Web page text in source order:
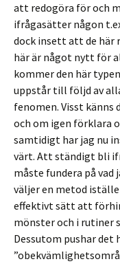
att redogöra för och
ifrågasätter någon
dock insett att de här
här är något nytt för
kommer den här
uppstår till följd av
fenomen. Visst
och om igen förklara
samtidigt har jag nu
värt. Att ständigt bli
måste fundera på vad
väljer en metod
effektivt sätt att
mönster och i rutiner
Dessutom pushar det